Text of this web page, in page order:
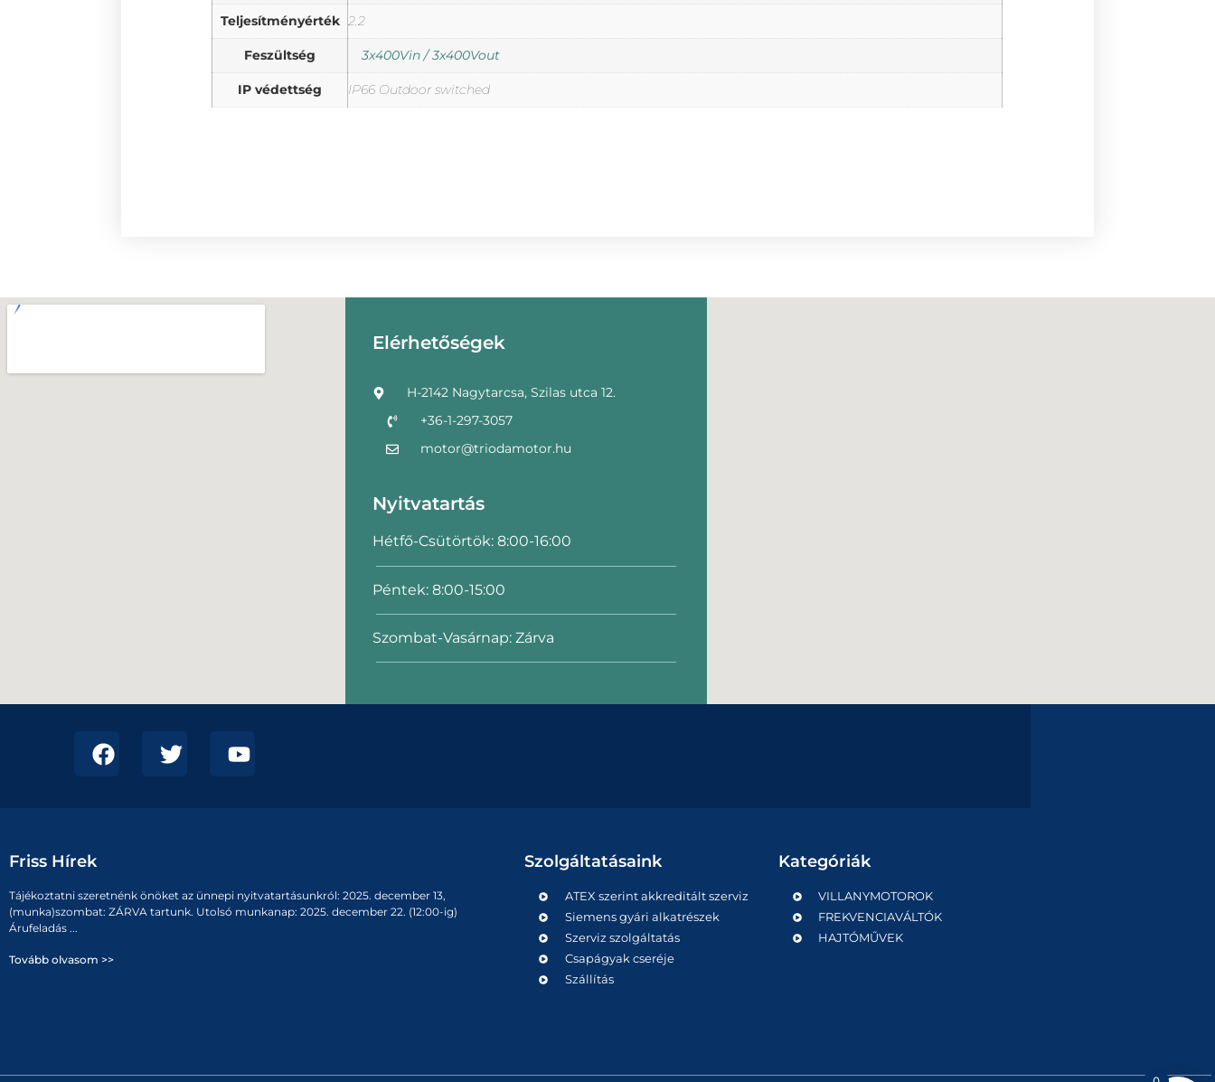
Teljesítményérték 2.2
Feszültség 3x400Vin / 3x400Vout
IP védettség IP66 Outdoor switched
Elérhetőségek
H-2142 Nagytarcsa, Szilas utca 12.
+36-1-297-3057
motor@triodamotor.hu
Nyitvatartás
Hétfő-Csütörtök: 8:00-16:00
Péntek: 8:00-15:00
Szombat-Vasárnap: Zárva
Friss Hírek
Tájékoztatni szeretnénk önöket az ünnepi nyitvatartásunkról: 2025. december 13,
(munka)szombat: ZÁRVA tartunk. Utolsó munkanap: 2025. december 22. (12:00-ig)
Árufeladás ...
Tovább olvasom >>
Szolgáltatásaink
ATEX szerint akkreditált szerviz
Siemens gyári alkatrészek
Szerviz szolgáltatás
Csapágyak cseréje
Szállítás
Kategóriák
VILLANYMOTOROK
FREKVENCIAVÁLTÓK
HAJTÓMŰVEK